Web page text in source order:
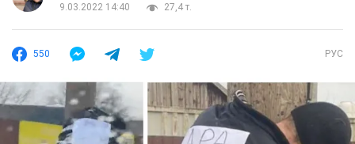
9.03.2022 14:40
27,4 т.
550 РУС